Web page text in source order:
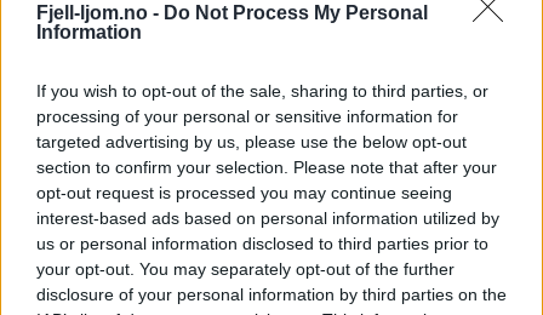
Fjell-ljom.no - Do Not Process My Personal
Information
If you wish to opt-out of the sale, sharing to third parties, or
processing of your personal or sensitive information for
targeted advertising by us, please use the below opt-out
section to confirm your selection. Please note that after your
opt-out request is processed you may continue seeing
interest-based ads based on personal information utilized by
us or personal information disclosed to third parties prior to
your opt-out. You may separately opt-out of the further
disclosure of your personal information by third parties on the